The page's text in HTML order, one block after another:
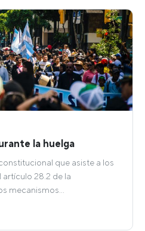
la huelga
que asiste a los
28.2 de la
mecanismos…